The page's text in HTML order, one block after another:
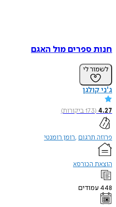
חנות ספרים מול האגם
לשמור לי
ג'ני קולגן
4.27
(
173ביקורות)
פרוזה תרגום רומן רומנטי
הוצאת הכורסא
448 עמודים